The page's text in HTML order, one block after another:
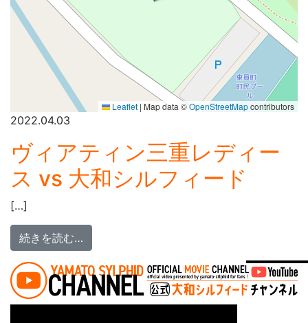
Leaflet | Map data ©OpenStreetMapcontributors
2022.04.03
ヴィアティン三重レディー
ス vs 大和シルフィード
[…]
続きを読む…